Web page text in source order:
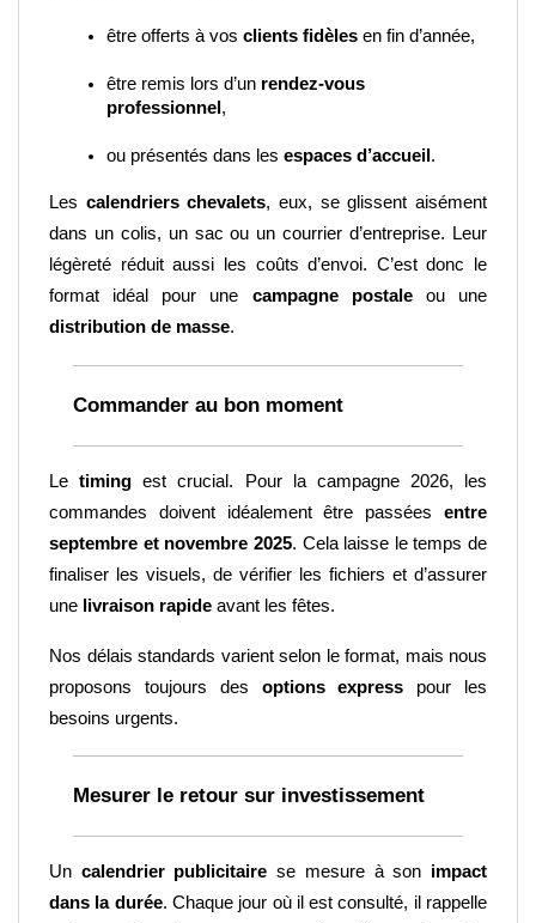
être offerts à vos clients fidèles en fin d’année,
être remis lors d’un rendez-vous
professionnel ,
ou présentés dans les espaces d’accueil .
Les calendriers chevalets, eux, se glissent aisément
dans un colis, un sac ou un courrier d’entreprise. Leur
légèreté réduit aussi les coûts d’envoi. C’est donc le
format idéal pour une campagne postale
distribution de masse.
Commander au bon moment
Le timing est crucial. Pour la campagne 2026, les
commandes doivent idéalement être passées entre
septembre et novembre 2025. Cela laisse le temps de
finaliser les visuels, de vérifier les fichiers et d’assurer
une livraison rapide avant les fêtes.
Nos délais standards varient selon le format, mais nous
proposons toujours des options express pour les
besoins urgents.
Mesurer le retour sur investissement
Un calendrier publicitaire se mesure à son impact
dans la durée. Chaque jour où il est consulté, il rappelle